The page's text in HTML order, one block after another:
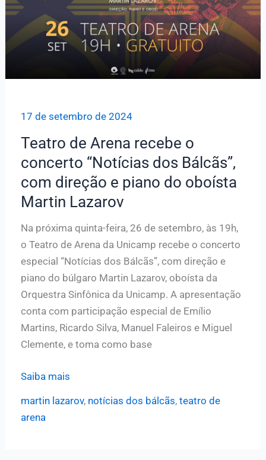
17 de setembro de 2024
Teatro de Arena recebe o
concerto “Notícias dos Bálcãs”,
com direção e piano do oboísta
Martin Lazarov
Na próxima quinta-feira, 26 de setembro, às 19h,
o Teatro de Arena da Unicamp recebe o concerto
especial “Notícias dos Bálcãs”, com direção e
piano do búlgaro Martin Lazarov, oboísta da
Orquestra Sinfônica da Unicamp. A apresentação
conta com participação especial de Emílio
Martins, Ricardo Silva, Manuel Faleiros e Miguel
Clemente, e toma como base
Teatro
Saiba mais
martin lazarov, notícias dos bálcãs, teatro de
arena